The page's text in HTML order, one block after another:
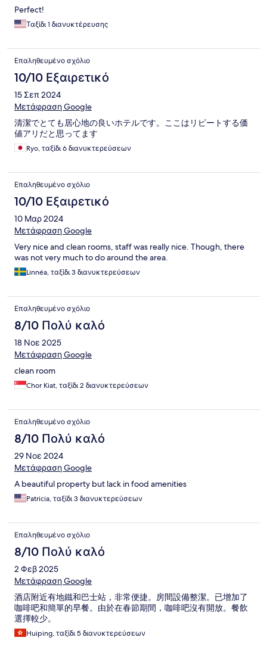
Perfect!
Ταξίδι 1 διανυκτέρευσης
Επαληθευμένο σχόλιο
10/10 Εξαιρετικό
15 Σεπ 2024
Μετάφραση Google
清潔でとても居心地の良いホテルです。ここはリピートする価
値アリだと思ってます
Ryo, ταξίδι 6 διανυκτερεύσεων
Επαληθευμένο σχόλιο
10/10 Εξαιρετικό
10 Μαρ 2024
Μετάφραση Google
Very nice and clean rooms, staff was really nice. Though, there
was not very much to do around the area.
Linnéa, ταξίδι 3 διανυκτερεύσεων
Επαληθευμένο σχόλιο
8/10 Πολύ καλό
18 Νοε 2025
Μετάφραση Google
clean room
Chor Kiat, ταξίδι 2 διανυκτερεύσεων
Επαληθευμένο σχόλιο
8/10 Πολύ καλό
29 Νοε 2024
Μετάφραση Google
A beautiful property but lack in food amenities
Patricia, ταξίδι 3 διανυκτερεύσεων
Επαληθευμένο σχόλιο
8/10 Πολύ καλό
2 Φεβ 2025
Μετάφραση Google
酒店附近有地鐵和巴士站，非常便捷。房間設備整潔。已增加了
咖啡吧和簡單的早餐。由於在春節期間，咖啡吧沒有開放。餐飲
選擇較少。
Huiping, ταξίδι 5 διανυκτερεύσεων